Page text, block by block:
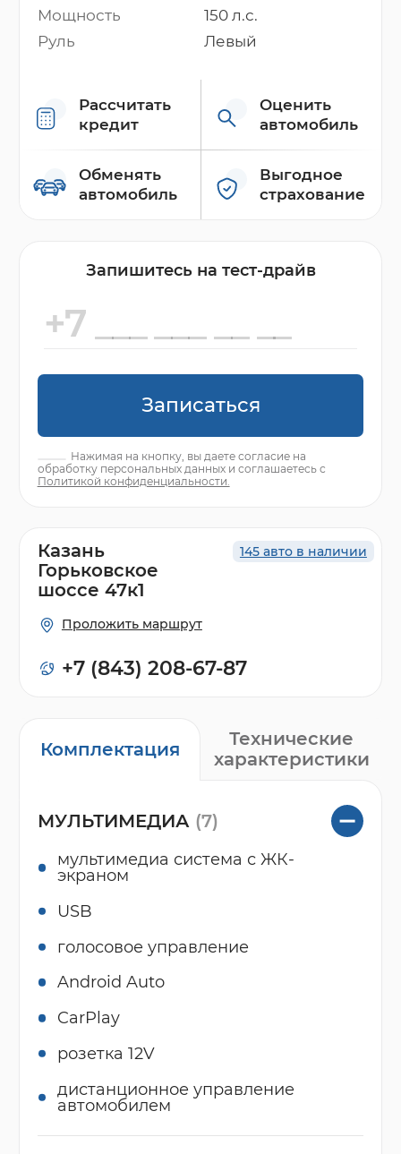
Мощность
150 л.с.
Руль
Левый
Рассчитать
кредит
Оценить
автомобиль
Обменять
автомобиль
Выгодное
страхование
Запишитесь на тест-драйв
Записаться
Нажимая на кнопку, вы даете согласие на
обработку персональных данных и соглашаетесь с
Политикой конфиденциальности.
Комплектация
Технические
характеристики
МУЛЬТИМЕДИА (7)
мультимедиа система с ЖК-
экраном
USB
голосовое управление
Android Auto
CarPlay
розетка 12V
дистанционное управление
автомобилем
145 авто в наличии
Казань
Горьковское
шоссе 47к1
Проложить маршрут
+7 (843) 208-67-87